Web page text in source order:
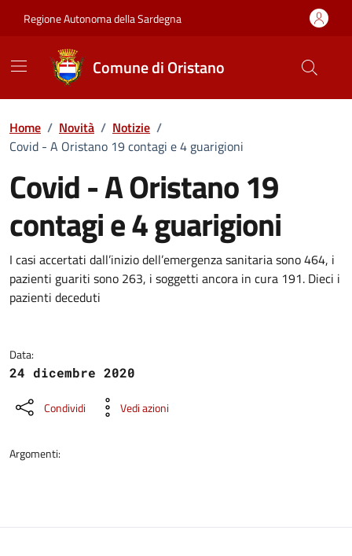
Regione Autonoma della Sardegna
Comune di Oristano
Home / Novità / Notizie /
Covid - A Oristano 19 contagi e 4 guarigioni
Covid - A Oristano 19
contagi e 4 guarigioni
Dettagli della notizia
I casi accertati dall’inizio dell’emergenza sanitaria sono 464, i
pazienti guariti sono 263, i soggetti ancora in cura 191. Dieci i
pazienti deceduti
Data:
24 dicembre 2020
Condividi Vedi azioni
Argomenti: